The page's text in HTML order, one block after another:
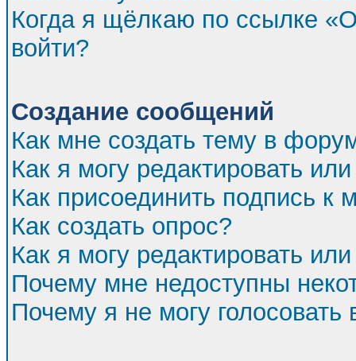
Когда я щёлкаю по ссылке
войти?
Создание сообщений
Как мне создать тему в
Как я могу редактировать
Как присоединить подпись
Как создать опрос?
Как я могу редактировать
Почему мне недоступны
Почему я не могу голосовать